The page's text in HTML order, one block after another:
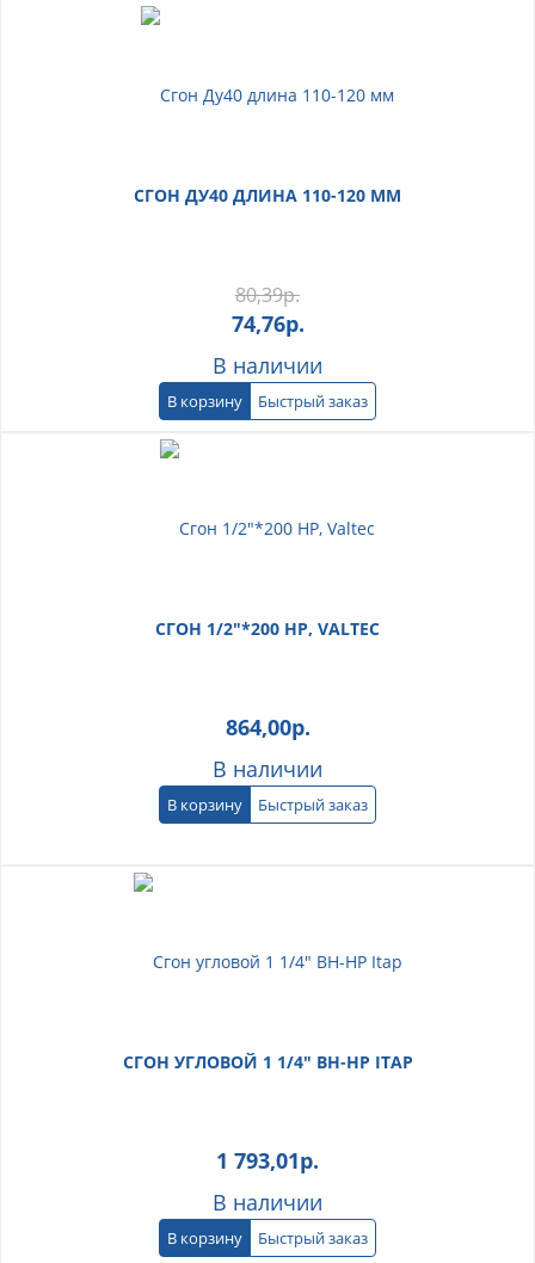
СГОН ДУ40 ДЛИНА 110-120 ММ
80,39р.
74,76р.
В наличии
В корзину Быстрый заказ
СГОН 1/2"*200 НР, VALTEC
864,00р.
В наличии
В корзину Быстрый заказ
СГОН УГЛОВОЙ 1 1/4" ВН-НР ITAP
1 793,01р.
В наличии
В корзину Быстрый заказ